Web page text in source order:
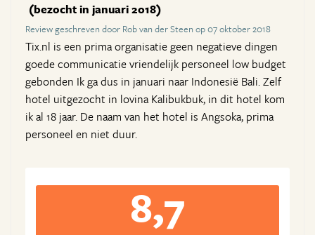
(bezocht in januari 2018)
Review geschreven door Rob van der Steen op 07 oktober 2018
Tix.nl is een prima organisatie geen negatieve dingen
goede communicatie vriendelijk personeel low budget
gebonden Ik ga dus in januari naar Indonesië Bali. Zelf
hotel uitgezocht in lovina Kalibukbuk, in dit hotel kom
ik al 18 jaar. De naam van het hotel is Angsoka, prima
personeel en niet duur.
8,7